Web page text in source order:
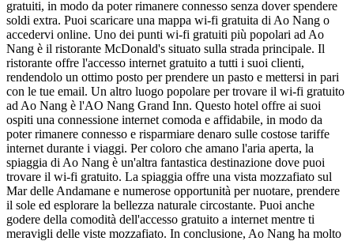
gratuiti, in modo da poter rimanere connesso senza dover spendere
soldi extra. Puoi scaricare una mappa wi-fi gratuita di Ao Nang o
accedervi online. Uno dei punti wi-fi gratuiti più popolari ad Ao
Nang è il ristorante McDonald's situato sulla strada principale. Il
ristorante offre l'accesso internet gratuito a tutti i suoi clienti,
rendendolo un ottimo posto per prendere un pasto e mettersi in pari
con le tue email. Un altro luogo popolare per trovare il wi-fi gratuito
ad Ao Nang è l'AO Nang Grand Inn. Questo hotel offre ai suoi
ospiti una connessione internet comoda e affidabile, in modo da
poter rimanere connesso e risparmiare denaro sulle costose tariffe
internet durante i viaggi. Per coloro che amano l'aria aperta, la
spiaggia di Ao Nang è un'altra fantastica destinazione dove puoi
trovare il wi-fi gratuito. La spiaggia offre una vista mozzafiato sul
Mar delle Andamane e numerose opportunità per nuotare, prendere
il sole ed esplorare la bellezza naturale circostante. Puoi anche
godere della comodità dell'accesso gratuito a internet mentre ti
meravigli delle viste mozzafiato. In conclusione, Ao Nang ha molto